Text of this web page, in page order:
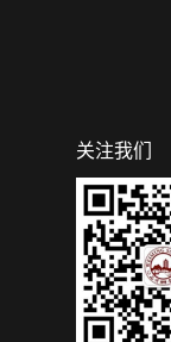
关注我们